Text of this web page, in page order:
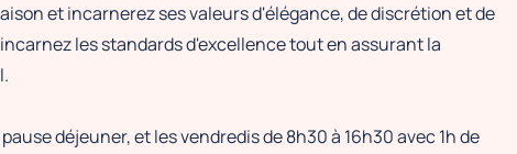
et incarnerez ses valeurs d'élégance, de discrétion et de
les standards d'excellence tout en assurant la
déjeuner, et les vendredis de 8h30 à 16h30 avec 1h de